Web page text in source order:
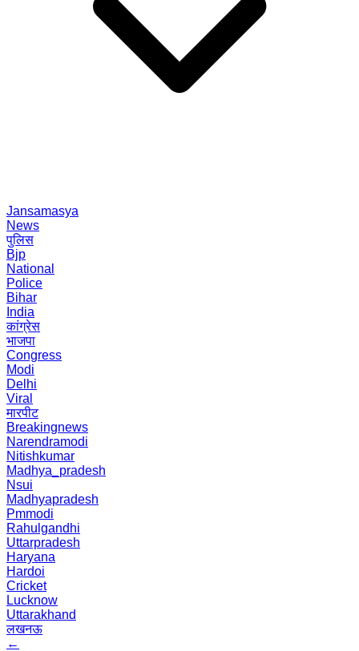
Jansamasya
News
पुलिस
Bjp
National
Police
Bihar
India
कांग्रेस
भाजपा
Congress
Modi
Delhi
Viral
मारपीट
Breakingnews
Narendramodi
Nitishkumar
Madhya_pradesh
Nsui
Madhyapradesh
Pmmodi
Rahulgandhi
Uttarpradesh
Haryana
Hardoi
Cricket
Lucknow
Uttarakhand
लखनऊ
←